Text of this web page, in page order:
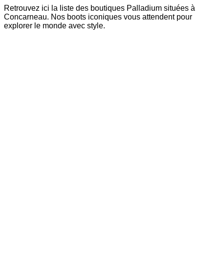
Retrouvez ici la liste des boutiques Palladium situées à
Concarneau. Nos boots iconiques vous attendent pour
explorer le monde avec style.